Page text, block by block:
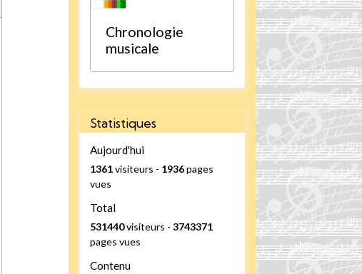
Chronologie
musicale
Statistiques
Aujourd'hui
1361visiteurs - 1936pages
vues
Total
531440visiteurs -3743371
pages vues
Contenu